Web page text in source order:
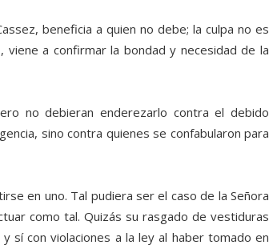
beneficia a quien no debe; la culpa no es
a confirmar la bondad y necesidad de la
no debieran enderezarlo contra el debido
sino contra quienes se confabularon para
en uno. Tal pudiera ser el caso de la Señora
como tal. Quizás su rasgado de vestiduras
sí con violaciones a la ley al haber tomado en